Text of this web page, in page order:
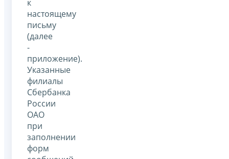
к
настоящему
письму
(далее
-
приложение).
Указанные
филиалы
Сбербанка
России
ОАО
при
заполнении
форм